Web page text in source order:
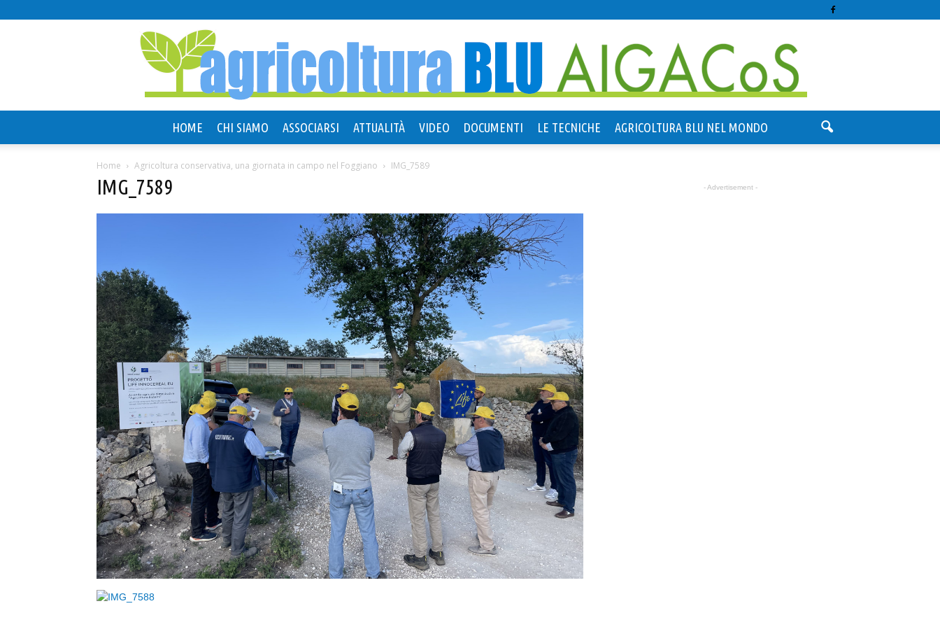
Blu
HOME CHI SIAMO ASSOCIARSI ATTUALITÀ VIDEO DOCUMENTI LE TECNICHE AGRICOLTURA BLU NEL MONDO
Home Agricoltura conservativa, una giornata in campo nel Foggiano IMG_7589
IMG_7589 - Advertisement -